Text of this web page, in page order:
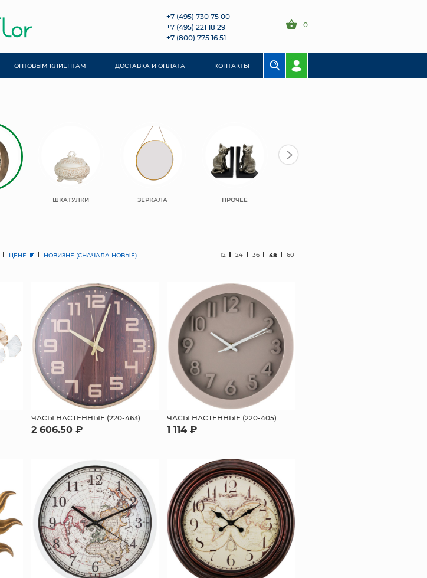
+7 (495) 730 75 00
+7 (495) 221 18 29
+7 (800) 775 16 51
0
ОПТОВЫМ КЛИЕНТАМ ДОСТАВКА И ОПЛАТА КОНТАКТЫ
ШКАТУЛКИ ЗЕРКАЛА ПРОЧЕЕ
ЦЕНЕ НОВИЗНЕ (СНАЧАЛА НОВЫЕ) 12 24 36 48 60
ЧАСЫ НАСТЕННЫЕ (220-463)
2 606.50 ₽
ЧАСЫ НАСТЕННЫЕ (220-405)
1 114 ₽